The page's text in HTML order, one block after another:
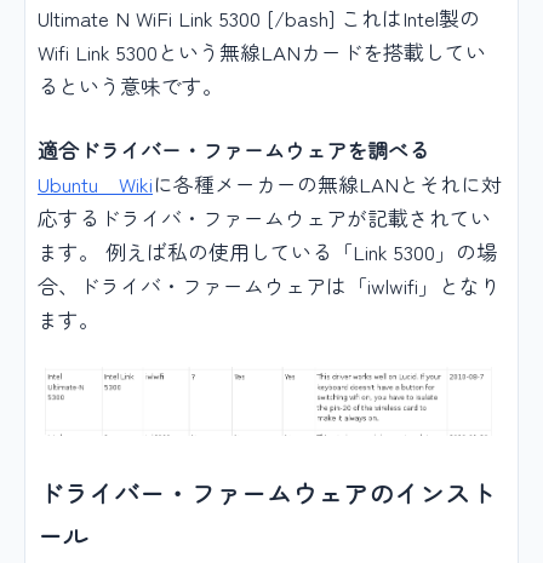
Ultimate N WiFi Link 5300 [/bash] これはIntel製の
Wifi Link 5300という無線LANカードを搭載してい
るという意味です。
適合ドライバー・ファームウェアを調べる
Ubuntu Wikiに各種メーカーの無線LANとそれに対
応するドライバ・ファームウェアが記載されてい
ます。 例えば私の使用している「Link 5300」の場
合、ドライバ・ファームウェアは「iwlwifi」となり
ます。
ドライバー・ファームウェアのインスト
ール